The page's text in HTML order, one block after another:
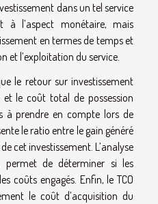
dans un tel service
à l’aspect monétaire, mais
en termes de temps et
et l’exploitation du service.
le retour sur investissement
et le coût total de possession
à prendre en compte lors de
le ratio entre le gain généré
cet investissement. L’analyse
de déterminer si les
coûts engagés. Enfin, le TCO
le coût d’acquisition du